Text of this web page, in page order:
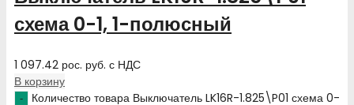
схема 0-1, 1-полюсный
1 097.42 рос. руб. с НДС
В корзину
Количество товара Выключатель LK16R-1.825\P01 схема 0-